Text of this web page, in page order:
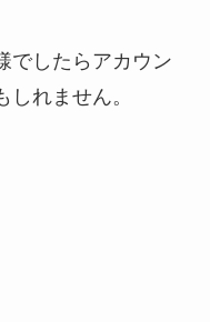
でしたらアカウン
しれません。